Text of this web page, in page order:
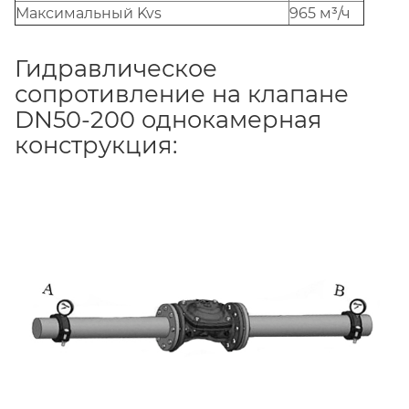
Максимальный Kvs 965 м³/ч
Гидравлическое
сопротивление на клапане
DN50-200 однокамерная
конструкция: